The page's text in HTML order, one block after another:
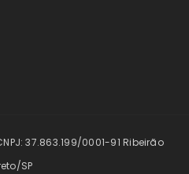
37.863.199/0001-91 Ribeirão
SP